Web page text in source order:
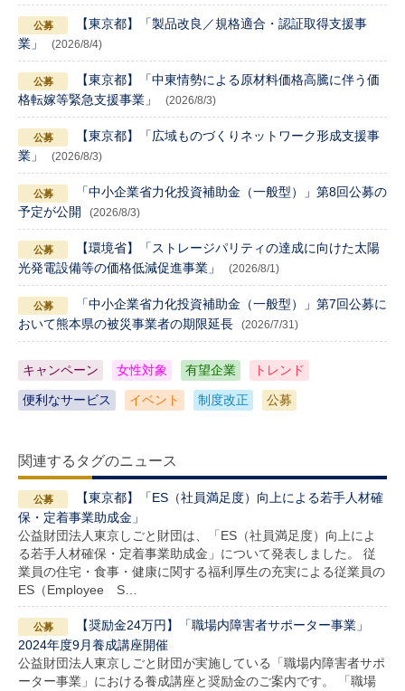
【東京都】「製品改良／規格適合・認証取得支援事
業」
(2026/8/4)
【東京都】「中東情勢による原材料価格高騰に伴う価
格転嫁等緊急支援事業」
(2026/8/3)
【東京都】「広域ものづくりネットワーク形成支援事
業」
(2026/8/3)
「中小企業省力化投資補助金（一般型）」第8回公募の
予定が公開
(2026/8/3)
【環境省】「ストレージパリティの達成に向けた太陽
光発電設備等の価格低減促進事業」
(2026/8/1)
「中小企業省力化投資補助金（一般型）」第7回公募に
おいて熊本県の被災事業者の期限延長
(2026/7/31)
キャンペーン 女性対象 有望企業 トレンド
便利なサービス イベント 制度改正 公募
関連するタグのニュース
【東京都】「ES（社員満足度）向上による若手人材確
保・定着事業助成金」
公益財団法人東京しごと財団は、「ES（社員満足度）向上によ
る若手人材確保・定着事業助成金」について発表しました。 従
業員の住宅・食事・健康に関する福利厚生の充実による従業員の
ES（Employee S…
【奨励金24万円】「職場内障害者サポーター事業」
2024年度9月養成講座開催
公益財団法人東京しごと財団が実施している「職場内障害者サポ
ーター事業」における養成講座と奨励金のご案内です。 「職場